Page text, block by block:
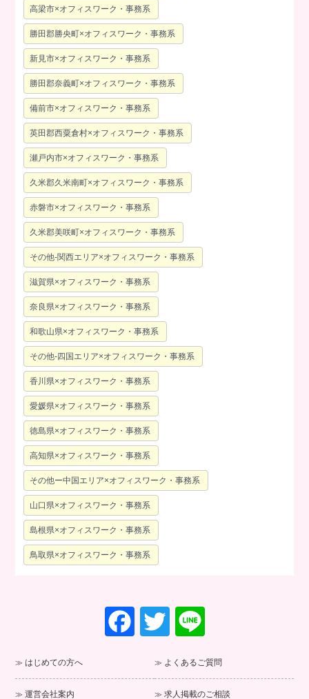
高梁市×オフィスワーク・事務系
勝田郡勝央町×オフィスワーク・事務系
新見市×オフィスワーク・事務系
勝田郡奈義町×オフィスワーク・事務系
備前市×オフィスワーク・事務系
英田郡西粟倉村×オフィスワーク・事務系
瀬戸内市×オフィスワーク・事務系
久米郡久米南町×オフィスワーク・事務系
赤磐市×オフィスワーク・事務系
久米郡美咲町×オフィスワーク・事務系
その他-関西エリア×オフィスワーク・事務系
滋賀県×オフィスワーク・事務系
奈良県×オフィスワーク・事務系
和歌山県×オフィスワーク・事務系
その他-四国エリア×オフィスワーク・事務系
香川県×オフィスワーク・事務系
愛媛県×オフィスワーク・事務系
徳島県×オフィスワーク・事務系
高知県×オフィスワーク・事務系
その他ー中国エリア×オフィスワーク・事務系
山口県×オフィスワーク・事務系
島根県×オフィスワーク・事務系
鳥取県×オフィスワーク・事務系
F
a
e
T
wi
tt
er
e
はじめての方へ よくあるご質問
運営会社案内 求人掲載のご相談